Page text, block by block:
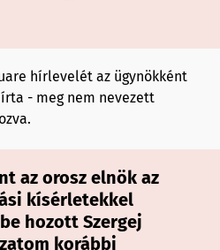
hírlevelét az ügynökként
- meg nem nevezett
az orosz elnök az
kísérletekkel
hozott Szergej
korábbi